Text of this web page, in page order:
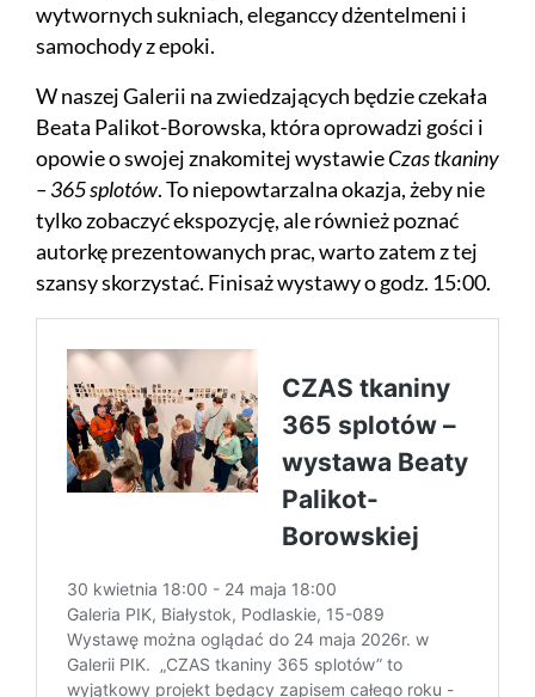
wytwornych sukniach, eleganccy dżentelmeni i
samochody z epoki.
W naszej Galerii na zwiedzających będzie czekała
Beata Palikot-Borowska, która oprowadzi gości i
opowie o swojej znakomitej wystawieCzas tkaniny
– 365 splotów. To niepowtarzalna okazja, żeby nie
tylko zobaczyć ekspozycję, ale również poznać
autorkę prezentowanych prac, warto zatem z tej
szansy skorzystać. Finisaż wystawy o godz. 15:00.